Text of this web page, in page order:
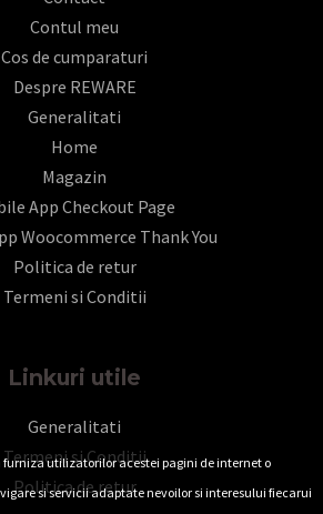
Contul meu
Cos de cumparaturi
Despre REWARE
Generalitati
Home
Magazin
App Checkout Page
Woocommerce Thank You
Politica de retur
Termeni si Conditii
Linkuri utile
Generalitati
Termeni si Conditii
Politica de retur
furniza utilizatorilor acestei pagini de internet o
si servicii adaptate nevoilor si interesului fiecarui